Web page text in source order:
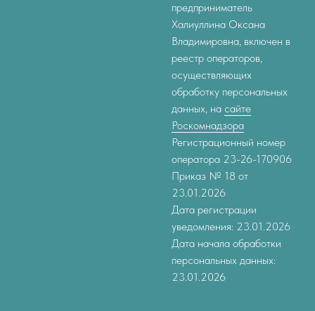
предприниматель
Халиуллина Оксана
Владимировна, включен в
реестр операторов,
осуществляющих
обработку персональных
данных, на сайте
Роскомнадзора
Регистрационный номер
оператора 23-26-170906
Приказ № 18 от
23.01.2026
Дата регистрации
уведомления: 23.01.2026
Дата начала обработки
персональных данных:
23.01.2026